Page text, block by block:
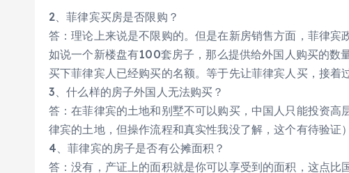
2、菲律宾买房是否限购？
答：理论上来说是不限购的。但是在新房销售方面，菲律
如说一个新楼盘有100套房子，那么提供给外国人购买的
买下菲律宾人已经购买的名额。等于先让菲律宾人买，接着
3、什么样的房子外国人无法购买？
答：在菲律宾的土地和别墅不可以购买，中国人只能投资
律宾的土地，但操作流程和真实性我没了解，这个有待验证）
4、菲律宾的房子是否有公摊面积？
答：没有，产证上的面积就是你可以享受到的面积，这点